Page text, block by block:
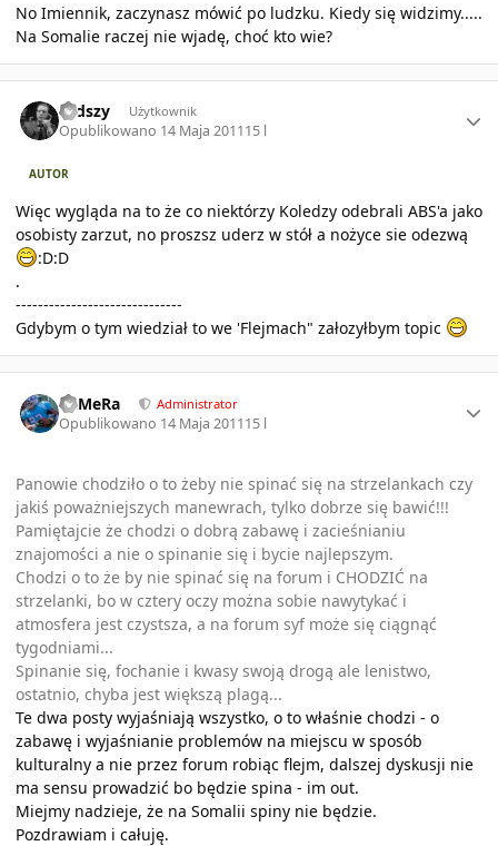
No Imiennik, zaczynasz mówić po ludzku. Kiedy się widzimy.....
Na Somalie raczej nie wjadę, choć kto wie?
rudszy Użytkownik
Opublikowano 14 Maja 201115 l
AUTOR
Więc wygląda na to że co niektórzy Koledzy odebrali ABS'a jako
osobisty zarzut, no proszsz uderz w stół a nożyce sie odezwą
:D:D
.
------------------------------
Gdybym o tym wiedział to we 'Flejmach" załozyłbym topic
KaMeRa Administrator
Opublikowano 14 Maja 201115 l
Panowie chodziło o to żeby nie spinać się na strzelankach czy
jakiś poważniejszych manewrach, tylko dobrze się bawić!!!
Pamiętajcie że chodzi o dobrą zabawę i zacieśnianiu
znajomości a nie o spinanie się i bycie najlepszym.
Chodzi o to że by nie spinać się na forum i CHODZIĆ na
strzelanki, bo w cztery oczy można sobie nawytykać i
atmosfera jest czystsza, a na forum syf może się ciągnąć
tygodniami...
Spinanie się, fochanie i kwasy swoją drogą ale lenistwo,
ostatnio, chyba jest większą plagą...
Te dwa posty wyjaśniają wszystko, o to właśnie chodzi - o
zabawę i wyjaśnianie problemów na miejscu w sposób
kulturalny a nie przez forum robiąc flejm, dalszej dyskusji nie
ma sensu prowadzić bo będzie spina - im out.
Miejmy nadzieje, że na Somalii spiny nie będzie.
Pozdrawiam i całuję.